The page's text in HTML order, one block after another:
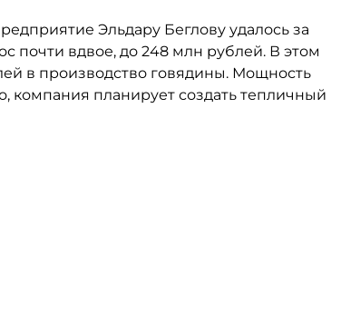
Эльдару Беглову удалось за
почти вдвое, до 248 млн рублей. В этом
в производство говядины. Мощность
компания планирует создать тепличный